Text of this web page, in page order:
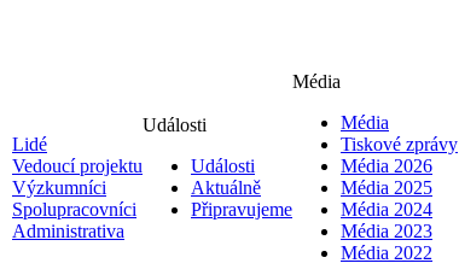
Lidé
Vedoucí projektu
Výzkumníci
Spolupracovníci
Administrativa
Události
Události
Aktuálně
Připravujeme
Média
Média
Tiskové zprávy
Média 2026
Média 2025
Média 2024
Média 2023
Média 2022